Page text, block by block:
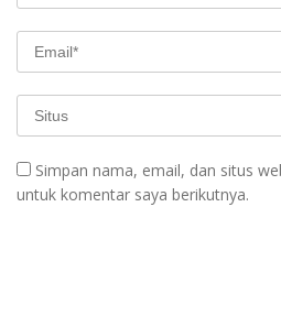
Simpan nama, email, dan situs
untuk komentar saya berikutnya.